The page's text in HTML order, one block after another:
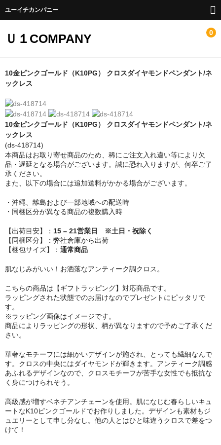
ユーイチカンパニー
Ｕ１COMPANY 0
ホーム
トップス
AV・デジモノ
ピックアップ
お問い合わせ
10金ピンクゴールド（K10PG） クロスダイヤモンドペンダント/ネ
ックレス
10金ピンクゴールド（K10PG） クロスダイヤモンドペンダント/ネ
ックレス
(ds-418714)
本商品はお取り寄せ商品のため、稀にご注文入れ違い等により欠
品・遅延となる場合がございます。誠に恐れ入りますが、何卒ご了
承ください。
また、以下の場合には追加送料がかかる場合がございます。
・沖縄、離島および一部地域への配送時
・同梱区分が異なる商品の複数購入時
【出荷目安】： 15 – 21営業日 ※土日・祝除く
【同梱区分】：弊社倉庫から出荷
【梱包サイズ】： 通常商品
肌なじみがいい！お洒落なアンティーク調クロス。
こちらの商品は【ギフトラッピング】対応商品です。
ラッピングされた状態でのお届けなのでプレゼントにピッタリで
す。
※ラッピング画像はイメージです。
商品によりラッピングの形状、柄が異なりますので予めご了承くだ
さい。
華奢なモチーフには細かいデザインが施され、とっても繊細なんで
す。クロスの中央にはダイヤモンドが輝きます。アンティーク調感
あふれるデザインなので、クロスモチーフが苦手な女性でも抵抗な
く身につけられそう。
高級感が増すベネチアンチェーンを使用。肌になじむ春らしいキュ
ートなK10ピンクゴールドでお作りしました。デザインも素材もジ
ュエリーとして申し分なし。他の人とはひと味違うクロスで差をつ
けて！